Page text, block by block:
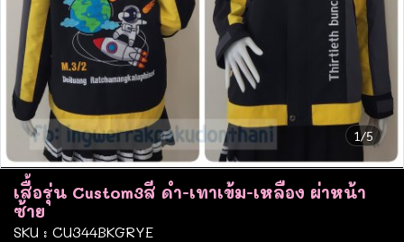
1/5
เสื้อรุ่น Custom3สี ดำ-เทาเข้ม-เหลือง ผ่าหน้า
ซ้าย
SKU : CU344BKGRYE